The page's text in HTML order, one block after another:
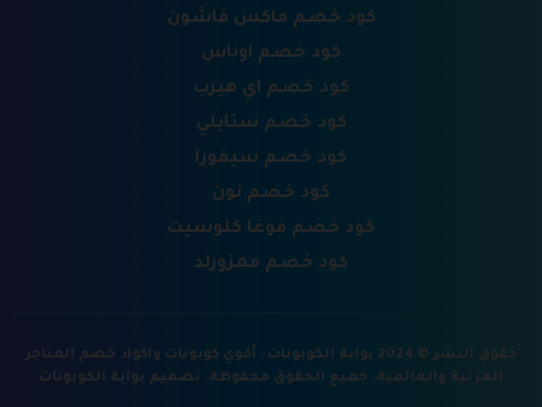
كود خصم ماكس فاشون
كود خصم اوناس
كود خصم اي هيرب
كود خصم ستايلي
كود خصم سيفورا
كود خصم نون
كود خصم فوغا كلوسيت
كود خصم ممزورلد
حقوق النشر © 2024 بوابة الكوبونات : أقوي كوبونات واكواد خصم المتاجر
العربية والعالمية. جميع الحقوق محفوظة. تصميم بوابة الكوبونات